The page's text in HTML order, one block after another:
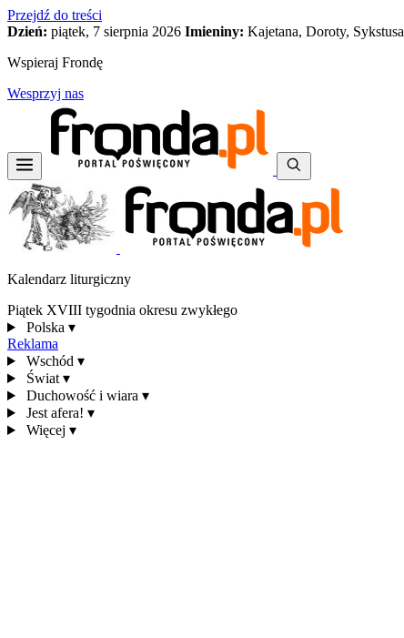
Przejdź do treści
Dzień: piątek, 7 sierpnia 2026 Imieniny: Kajetana, Doroty, Sykstusa
Wspieraj Frondę
Wesprzyj nas
Kalendarz liturgiczny
Piątek XVIII tygodnia okresu zwykłego
Polska ▾
Reklama
Wschód ▾
Świat ▾
Duchowość i wiara ▾
Jest afera! ▾
Więcej ▾